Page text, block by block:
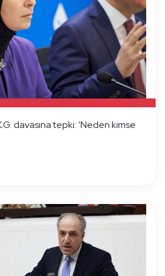
davasına tepki: ‘Neden kimse